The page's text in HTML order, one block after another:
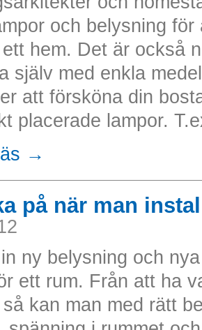
och belysning
hem. Det är också
själv med enkla
att försköna din
placerade lampor.
→
på när man
ny belysning och
ett rum. Från att ha
kan man med rätt